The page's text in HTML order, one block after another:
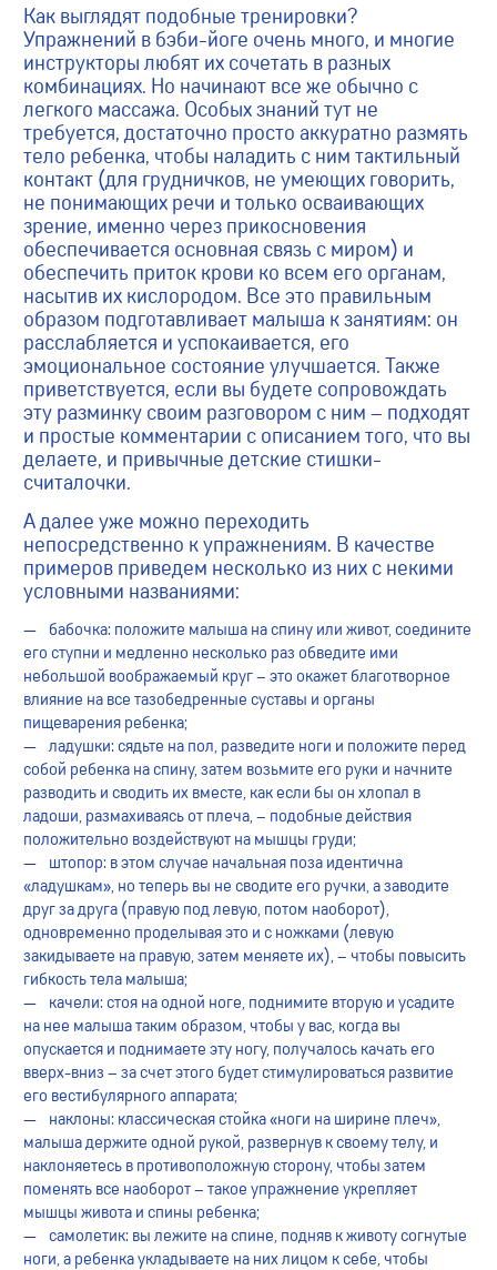
Как выглядят подобные тренировки?
Упражнений в бэби-йоге очень много, и многие
инструкторы любят их сочетать в разных
комбинациях. Но начинают все же обычно с
легкого массажа. Особых знаний тут не
требуется, достаточно просто аккуратно размять
тело ребенка, чтобы наладить с ним тактильный
контакт (для грудничков, не умеющих говорить,
не понимающих речи и только осваивающих
зрение, именно через прикосновения
обеспечивается основная связь с миром) и
обеспечить приток крови ко всем его органам,
насытив их кислородом. Все это правильным
образом подготавливает малыша к занятиям: он
расслабляется и успокаивается, его
эмоциональное состояние улучшается. Также
приветствуется, если вы будете сопровождать
эту разминку своим разговором с ним – подходят
и простые комментарии с описанием того, что вы
делаете, и привычные детские стишки-
считалочки.
А далее уже можно переходить
непосредственно к упражнениям. В качестве
примеров приведем несколько из них с некими
условными названиями:
бабочка: положите малыша на спину или живот, соедините
его ступни и медленно несколько раз обведите ими
небольшой воображаемый круг – это окажет благотворное
влияние на все тазобедренные суставы и органы
пищеварения ребенка;
ладушки: сядьте на пол, разведите ноги и положите перед
собой ребенка на спину, затем возьмите его руки и начните
разводить и сводить их вместе, как если бы он хлопал в
ладоши, размахиваясь от плеча, – подобные действия
положительно воздействуют на мышцы груди;
штопор: в этом случае начальная поза идентична
«ладушкам», но теперь вы не сводите его ручки, а заводите
друг за друга (правую под левую, потом наоборот),
одновременно проделывая это и с ножками (левую
закидываете на правую, затем меняете их), – чтобы повысить
гибкость тела малыша;
качели: стоя на одной ноге, поднимите вторую и усадите
на нее малыша таким образом, чтобы у вас, когда вы
опускается и поднимаете эту ногу, получалось качать его
вверх-вниз – за счет этого будет стимулироваться развитие
его вестибулярного аппарата;
наклоны: классическая стойка «ноги на ширине плеч»,
малыша держите одной рукой, развернув к своему телу, и
наклоняетесь в противоположную сторону, чтобы затем
поменять все наоборот – такое упражнение укрепляет
мышцы живота и спины ребенка;
самолетик: вы лежите на спине, подняв к животу согнутые
ноги, а ребенка укладываете на них лицом к себе, чтобы